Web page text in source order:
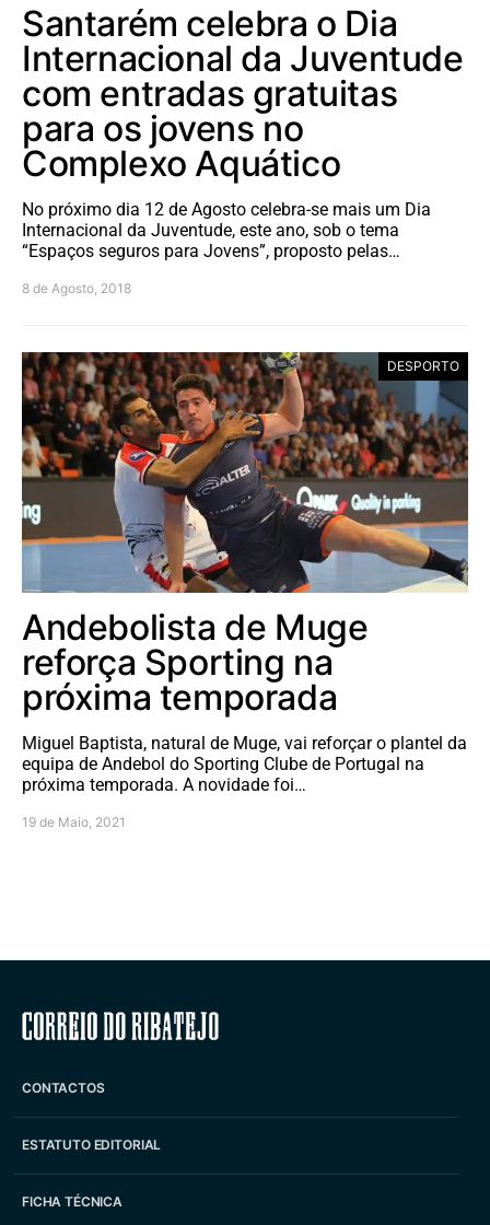
Santarém celebra o Dia
Internacional da Juventude
com entradas gratuitas
para os jovens no
Complexo Aquático
No próximo dia 12 de Agosto celebra-se mais um Dia
Internacional da Juventude, este ano, sob o tema
“Espaços seguros para Jovens”, proposto pelas…
8 de Agosto, 2018
DESPORTO
Andebolista de Muge
reforça Sporting na
próxima temporada
Miguel Baptista, natural de Muge, vai reforçar o plantel da
equipa de Andebol do Sporting Clube de Portugal na
próxima temporada. A novidade foi…
19 de Maio, 2021
Correio do Ribatejo
CONTACTOS
ESTATUTO EDITORIAL
FICHA TÉCNICA